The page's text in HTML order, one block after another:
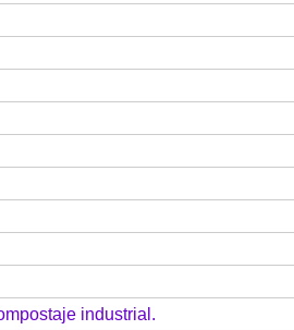
industrial.